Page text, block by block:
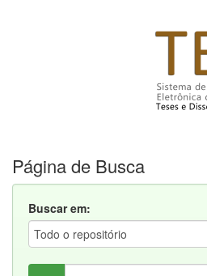
Página de Busca
Buscar em: